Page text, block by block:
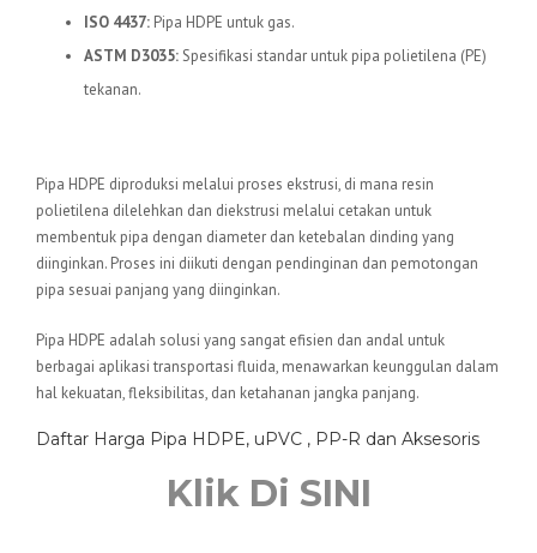
ISO 4437: Pipa HDPE untuk gas.
ASTM D3035:Spesifikasi standar untuk pipa polietilena (PE)
tekanan.
Pipa HDPE diproduksi melalui proses ekstrusi, di mana resin
polietilena dilelehkan dan diekstrusi melalui cetakan untuk
membentuk pipa dengan diameter dan ketebalan dinding yang
diinginkan. Proses ini diikuti dengan pendinginan dan pemotongan
pipa sesuai panjang yang diinginkan.
Pipa HDPE adalah solusi yang sangat efisien dan andal untuk
berbagai aplikasi transportasi fluida, menawarkan keunggulan dalam
hal kekuatan, fleksibilitas, dan ketahanan jangka panjang.
Daftar Harga Pipa HDPE, uPVC , PP-R dan Aksesoris
Klik Di SINI